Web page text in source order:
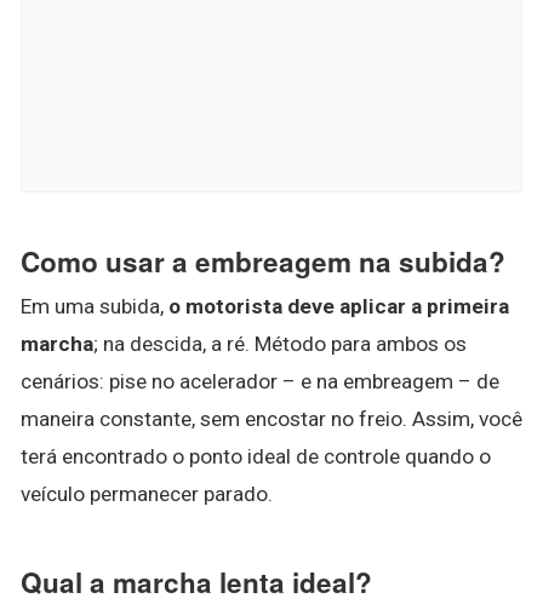
Como usar a embreagem na subida?
Em uma subida, o motorista deve aplicar a primeira
marcha; na descida, a ré. Método para ambos os
cenários: pise no acelerador – e na embreagem – de
maneira constante, sem encostar no freio. Assim, você
terá encontrado o ponto ideal de controle quando o
veículo permanecer parado.
Qual a marcha lenta ideal?